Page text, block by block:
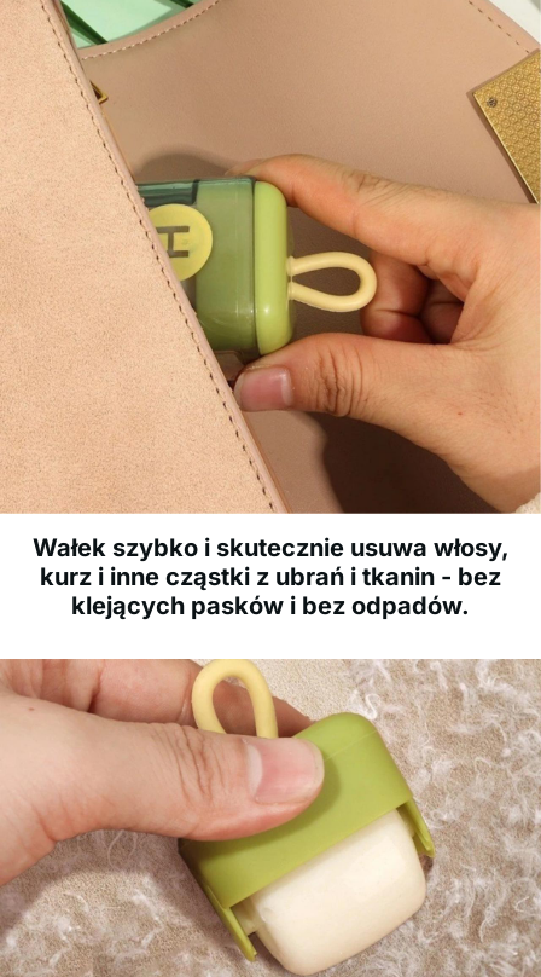
Wałek szybko i skutecznie usuwa włosy,
kurz i inne cząstki z ubrań i tkanin - bez
klejących pasków i bez odpadów.